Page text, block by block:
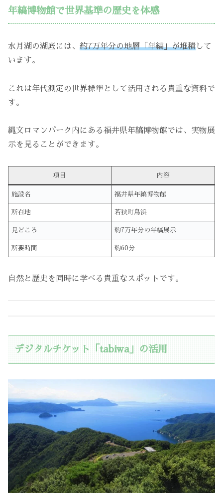
年縞博物館で世界基準の歴史を体感
水月湖の湖底には、 約7万年分の地層「年縞」が堆積 して
います。
これは年代測定の世界標準として活用される貴重な資料で
す。
縄文ロマンパーク内にある福井県年縞博物館では、実物展
示を見ることができます。
項目 内容
施設名 福井県年縞博物館
所在地 若狭町鳥浜
見どころ 約7万年分の年縞展示
所要時間 約60分
自然と歴史を同時に学べる貴重なスポットです。
デジタルチケット「tabiwa」の活用